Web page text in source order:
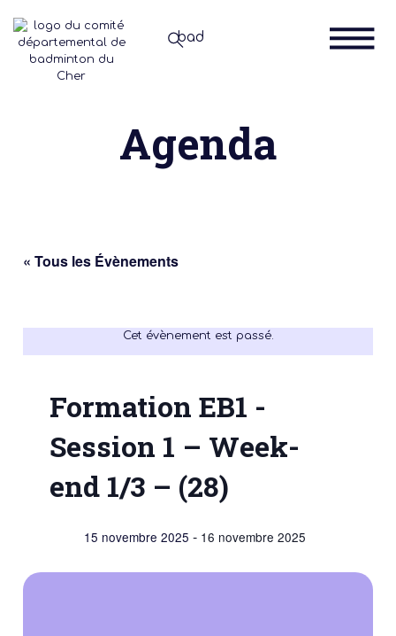
Agenda
« Tous les Évènements
Cet évènement est passé.
Formation EB1 -
Session 1 – Week-
end 1/3 – (28)
15 novembre 2025 - 16 novembre 2025